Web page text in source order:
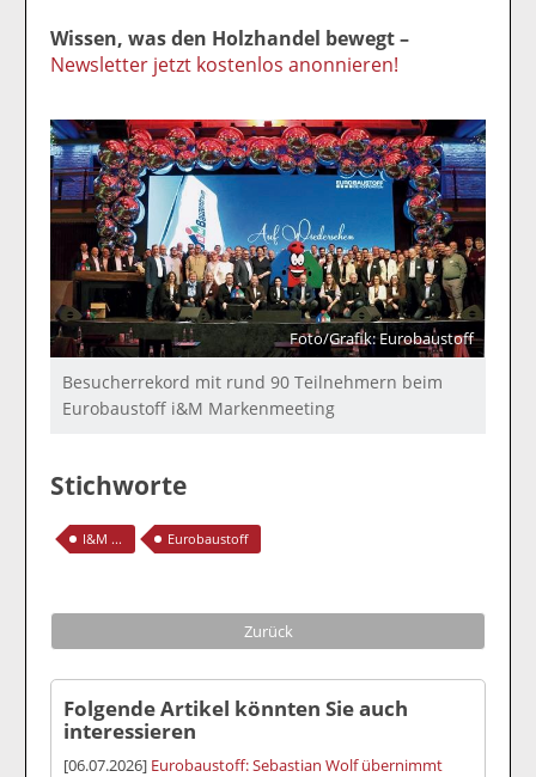
Wissen, was den Holzhandel bewegt –
Newsletter jetzt kostenlos anonnieren!
Foto/Grafik: Eurobaustoff
Besucherrekord mit rund 90 Teilnehmern beim
Eurobaustoff i&M Markenmeeting
Stichworte
I&M ... Eurobaustoff
Zurück
Folgende Artikel könnten Sie auch
interessieren
[06.07.2026] Eurobaustoff: Sebastian Wolf übernimmt